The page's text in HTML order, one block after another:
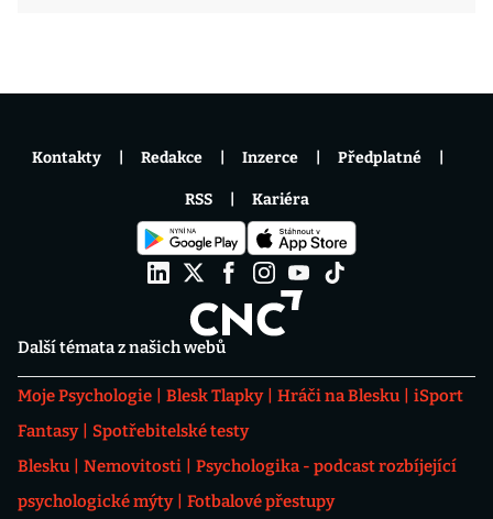
Další témata z našich webů
Moje Psychologie Blesk Tlapky Hráči na Blesku
iSport
Fantasy
Spotřebitelské testy
Blesku
Nemovitosti
Psychologika - podcast rozbíjející
psychologické mýty
Fotbalové přestupy
Kontakty Redakce Inzerce Předplatné
RSS Kariéra